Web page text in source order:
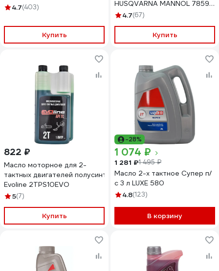
техники Huter 73/8/3/2
4.7(403)
Купить
HUSQVARNA MANNOL 7859
1987
4.7(67)
Купить
822 ₽
Масло моторное для 2-
тактных двигателей полусинтетическое API TC
Evoline 2TPS10EVO
5(7)
Купить
-28%
1 074 ₽
1 281 ₽1 495 ₽
Масло 2-х тактное Супер п/
с 3 л LUXE 580
4.8(123)
В корзину